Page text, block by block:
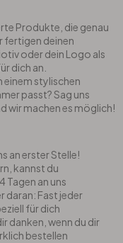
Produkte, die genau
fertigen deinen
oder dein Logo als
dich an.
einem stylischen
passt? Sag uns
wir machen es möglich!
an erster Stelle!
kannst du
Tagen an uns
daran: Fast jeder
für dich
danken, wenn du dir
bestellen